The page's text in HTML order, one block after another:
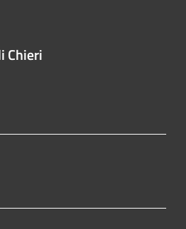
Chieri